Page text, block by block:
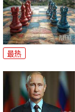
最热